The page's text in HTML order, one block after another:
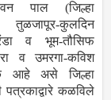
पाल (जिल्हा
तुळजापूर-कुलदिन
व भूम-तौसिफ
व उमरगा-कविश
आहे असे जिल्हा
पत्रकाद्वारे कळविले